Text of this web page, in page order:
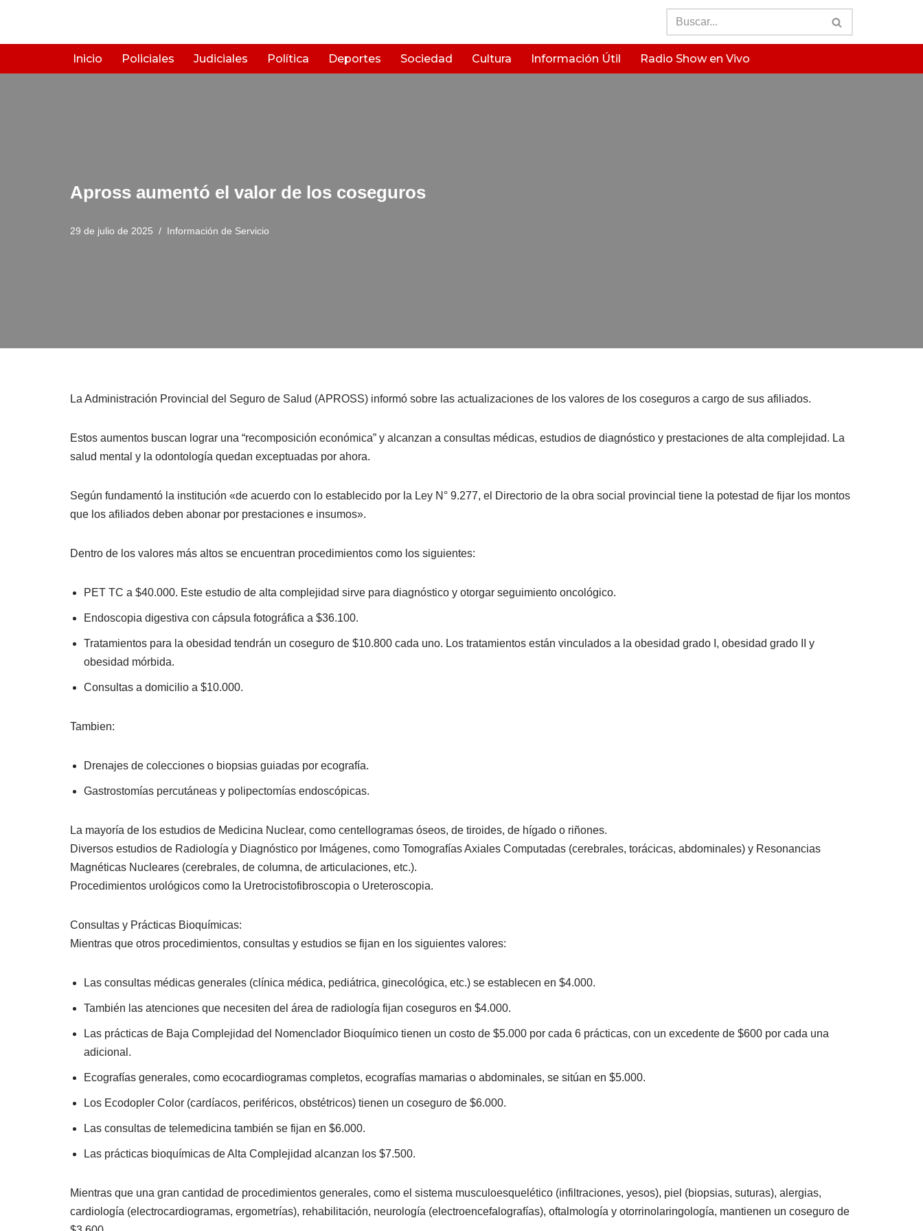
contenido
Inicio Policiales Judiciales Política Deportes Sociedad Cultura Información Útil Radio Show en Vivo
Apross aumentó el valor de los coseguros
29 de julio de 2025 Información de Servicio
La Administración Provincial del Seguro de Salud (APROSS) informó sobre las actualizaciones de los valores de los coseguros a cargo de sus afiliados.
Estos aumentos buscan lograr una “recomposición económica” y alcanzan a consultas médicas, estudios de diagnóstico y prestaciones de alta complejidad. La
salud mental y la odontología quedan exceptuadas por ahora.
Según fundamentó la institución «de acuerdo con lo establecido por la Ley N° 9.277, el Directorio de la obra social provincial tiene la potestad de fijar los montos
que los afiliados deben abonar por prestaciones e insumos».
Dentro de los valores más altos se encuentran procedimientos como los siguientes:
PET TC a $40.000. Este estudio de alta complejidad sirve para diagnóstico y otorgar seguimiento oncológico.
Endoscopia digestiva con cápsula fotográfica a $36.100.
Tratamientos para la obesidad tendrán un coseguro de $10.800 cada uno. Los tratamientos están vinculados a la obesidad grado I, obesidad grado II y
obesidad mórbida.
Consultas a domicilio a $10.000.
Tambien:
Drenajes de colecciones o biopsias guiadas por ecografía.
Gastrostomías percutáneas y polipectomías endoscópicas.
La mayoría de los estudios de Medicina Nuclear, como centellogramas óseos, de tiroides, de hígado o riñones.
Diversos estudios de Radiología y Diagnóstico por Imágenes, como Tomografías Axiales Computadas (cerebrales, torácicas, abdominales) y Resonancias
Magnéticas Nucleares (cerebrales, de columna, de articulaciones, etc.).
Procedimientos urológicos como la Uretrocistofibroscopia o Ureteroscopia.
Consultas y Prácticas Bioquímicas:
Mientras que otros procedimientos, consultas y estudios se fijan en los siguientes valores:
Las consultas médicas generales (clínica médica, pediátrica, ginecológica, etc.) se establecen en $4.000.
También las atenciones que necesiten del área de radiología fijan coseguros en $4.000.
Las prácticas de Baja Complejidad del Nomenclador Bioquímico tienen un costo de $5.000 por cada 6 prácticas, con un excedente de $600 por cada una
adicional.
Ecografías generales, como ecocardiogramas completos, ecografías mamarias o abdominales, se sitúan en $5.000.
Los Ecodopler Color (cardíacos, periféricos, obstétricos) tienen un coseguro de $6.000.
Las consultas de telemedicina también se fijan en $6.000.
Las prácticas bioquímicas de Alta Complejidad alcanzan los $7.500.
Mientras que una gran cantidad de procedimientos generales, como el sistema musculoesquelético (infiltraciones, yesos), piel (biopsias, suturas), alergias,
cardiología (electrocardiogramas, ergometrías), rehabilitación, neurología (electroencefalografías), oftalmología y otorrinolaringología, mantienen un coseguro de